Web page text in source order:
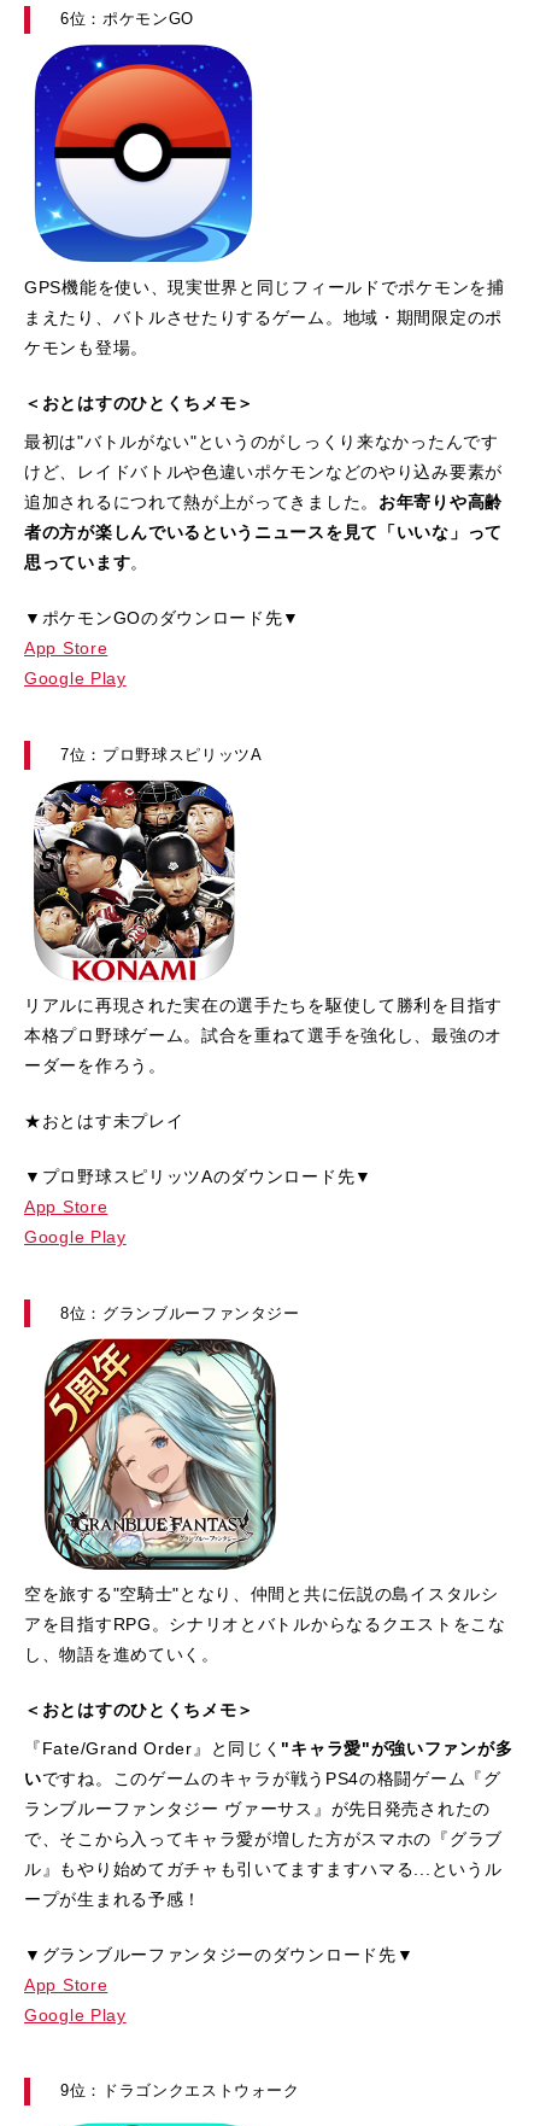
6位：ポケモンGO
GPS機能を使い、現実世界と同じフィールドでポケモンを捕
まえたり、バトルさせたりするゲーム。地域・期間限定のポ
ケモンも登場。
＜おとはすのひとくちメモ＞
最初は"バトルがない"というのがしっくり来なかったんです
けど、レイドバトルや色違いポケモンなどのやり込み要素が
追加されるにつれて熱が上がってきました。 お年寄りや高齢
者の方が楽しんでいるというニュースを見て「いいな」って
思っています。
▼ポケモンGOのダウンロード先▼
App Store
Google Play
7位：プロ野球スピリッツA
リアルに再現された実在の選手たちを駆使して勝利を目指す
本格プロ野球ゲーム。試合を重ねて選手を強化し、最強のオ
ーダーを作ろう。
★おとはす未プレイ
▼プロ野球スピリッツAのダウンロード先▼
App Store
Google Play
8位：グランブルーファンタジー
空を旅する"空騎士"となり、仲間と共に伝説の島イスタルシ
アを目指すRPG。シナリオとバトルからなるクエストをこな
し、物語を進めていく。
＜おとはすのひとくちメモ＞
『Fate/Grand Order』と同じく "キャラ愛"が強いファンが多
いですね。このゲームのキャラが戦うPS4の格闘ゲーム『グ
ランブルーファンタジー ヴァーサス』が先日発売されたの
で、そこから入ってキャラ愛が増した方がスマホの『グラブ
ル』もやり始めてガチャも引いてますますハマる...というル
ープが生まれる予感！
▼グランブルーファンタジーのダウンロード先▼
App Store
Google Play
9位：ドラゴンクエストウォーク